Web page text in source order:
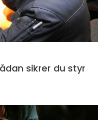
sikrer du styr